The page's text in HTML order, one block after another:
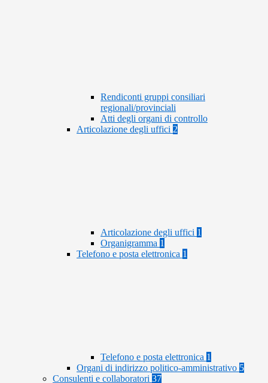
Rendiconti gruppi consiliari
regionali/provinciali
Atti degli organi di controllo
Articolazione degli uffici 2
Articolazione degli uffici 1
Organigramma 1
Telefono e posta elettronica 1
Telefono e posta elettronica 1
Organi di indirizzo politico-amministrativo 5
Consulenti e collaboratori 37